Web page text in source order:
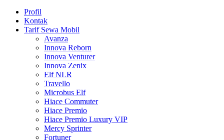
Profil
Kontak
Tarif Sewa Mobil
Avanza
Innova Reborn
Innova Venturer
Innova Zenix
Elf NLR
Travello
Microbus Elf
Hiace Commuter
Hiace Premio
Hiace Premio Luxury VIP
Mercy Sprinter
Fortuner